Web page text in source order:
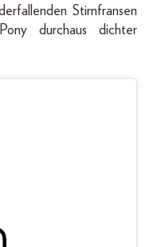
Stirnfransen
durchaus dichter